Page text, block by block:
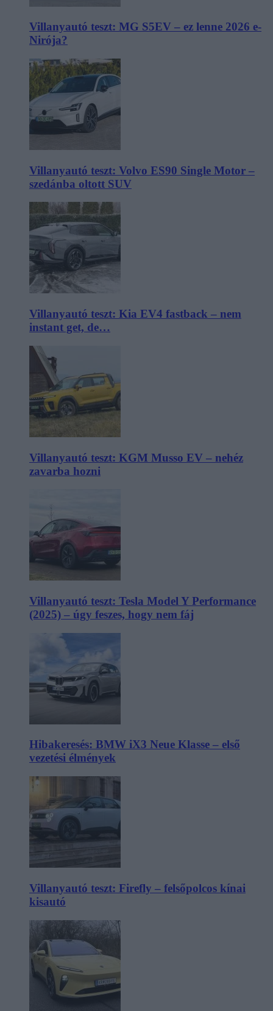
Villanyautó teszt: MG S5EV – ez lenne 2026 e-
Nirója?
Villanyautó teszt: Volvo ES90 Single Motor –
szedánba oltott SUV
Villanyautó teszt: Kia EV4 fastback – nem
instant get, de…
Villanyautó teszt: KGM Musso EV – nehéz
zavarba hozni
Villanyautó teszt: Tesla Model Y Performance
(2025) – úgy feszes, hogy nem fáj
Hibakeresés: BMW iX3 Neue Klasse – első
vezetési élmények
Villanyautó teszt: Firefly – felsőpolcos kínai
kisautó